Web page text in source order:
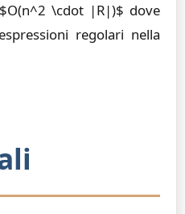
\cdot |R|)$ dove
regolari nella